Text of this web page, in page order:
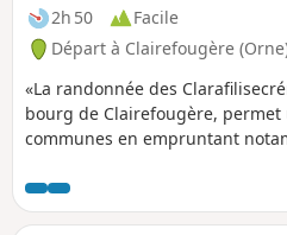
2h 50
Facile
Départ à Clairefougère
«La randonnée des
bourg de Clairefougère, permet
communes en empruntant
presque jusqu’aux éoliennes.